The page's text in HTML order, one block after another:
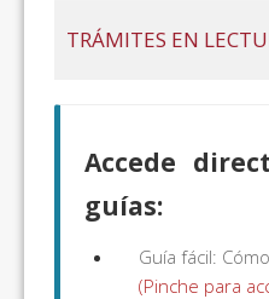
TRÁMITES EN
Accede
guías:
Guía fácil:
(Pinche para